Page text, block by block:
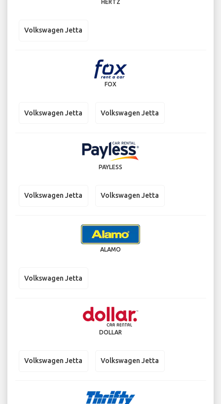
HERTZ
Volkswagen Jetta
FOX
Volkswagen Jetta Volkswagen Jetta
PAYLESS
Volkswagen Jetta Volkswagen Jetta
ALAMO
Volkswagen Jetta
DOLLAR
Volkswagen Jetta Volkswagen Jetta